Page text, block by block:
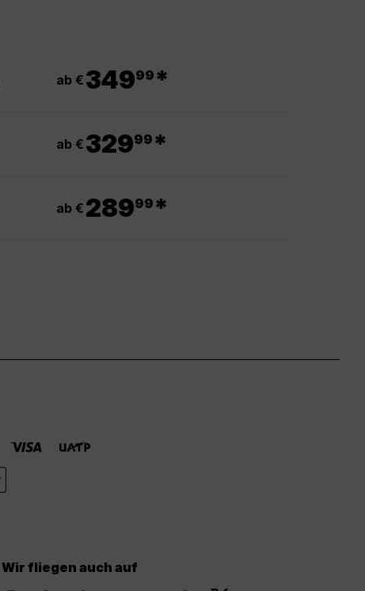
ab € 34999 *
ab € 32999 *
ab € 28999 *
Wir fliegen auch auf